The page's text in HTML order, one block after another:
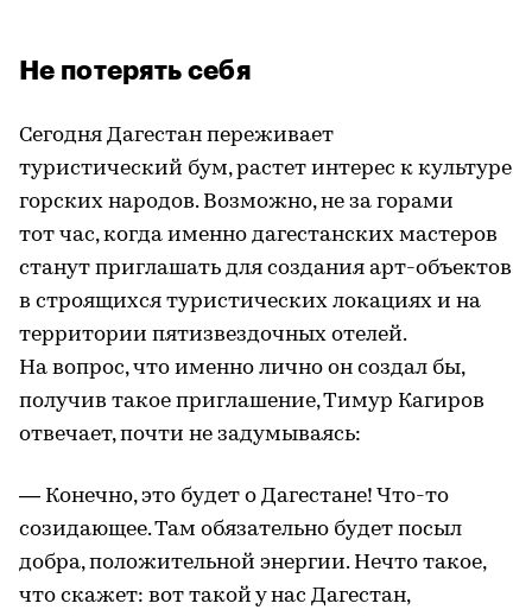
Не потерять себя
Сегодня Дагестан переживает
туристический бум, растет интерес к культуре
горских народов. Возможно, не за горами
тот час, когда именно дагестанских мастеров
станут приглашать для создания арт-объектов
в строящихся туристических локациях и на
территории пятизвездочных отелей.
На вопрос, что именно лично он создал бы,
получив такое приглашение, Тимур Кагиров
отвечает, почти не задумываясь:
— Конечно, это будет о Дагестане! Что-то
созидающее. Там обязательно будет посыл
добра, положительной энергии. Нечто такое,
что скажет: вот такой у нас Дагестан,